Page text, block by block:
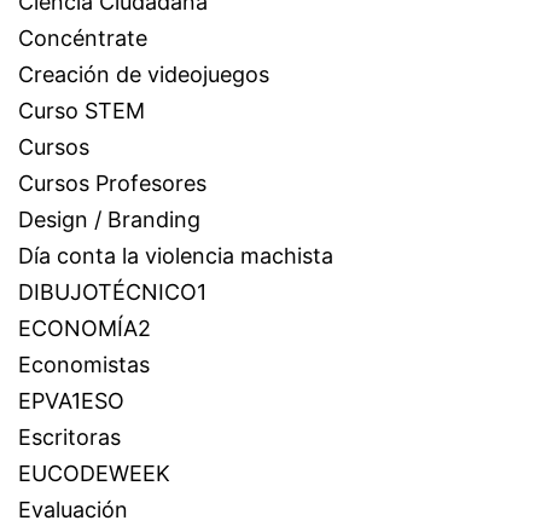
Concéntrate
Creación de videojuegos
Curso STEM
Cursos
Cursos Profesores
Design / Branding
Día conta la violencia machista
DIBUJOTÉCNICO1
ECONOMÍA2
Economistas
EPVA1ESO
Escritoras
EUCODEWEEK
Evaluación